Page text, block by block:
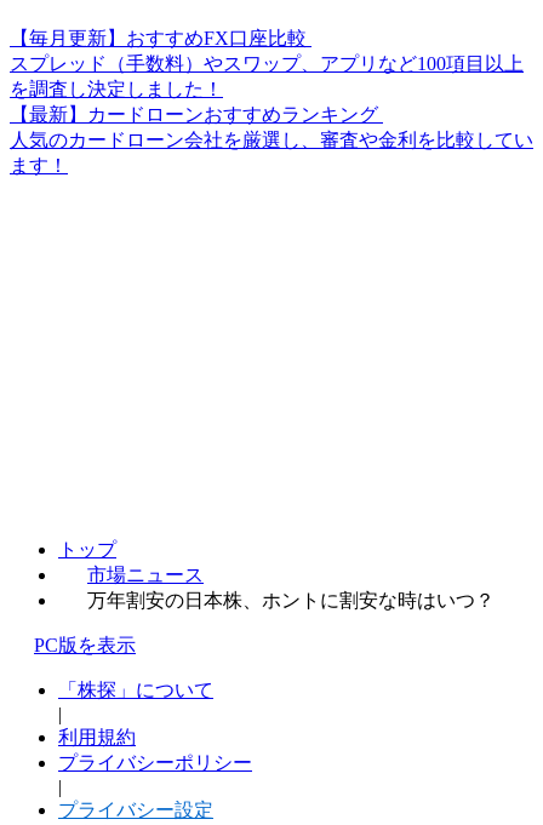
【毎月更新】おすすめFX口座比較
スプレッド（手数料）やスワップ、アプリなど100項目以上
を調査し決定しました！
【最新】カードローンおすすめランキング
人気のカードローン会社を厳選し、審査や金利を比較してい
ます！
トップ
市場ニュース
万年割安の日本株、ホントに割安な時はいつ？
PC版を表示
「株探」について
|
利用規約
プライバシーポリシー
|
プライバシー設定